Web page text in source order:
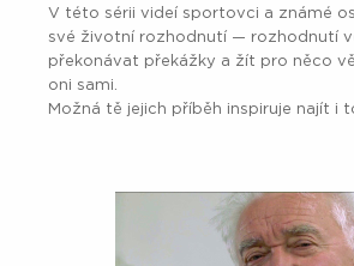
V této sérii videí sportovci a známé
své životní rozhodnutí — rozhodnutí
překonávat překážky a žít pro něco
oni sami.
Možná tě jejich příběh inspiruje najít i